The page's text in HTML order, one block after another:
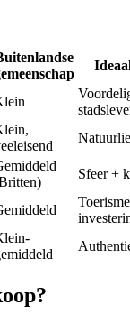
Sfeer +